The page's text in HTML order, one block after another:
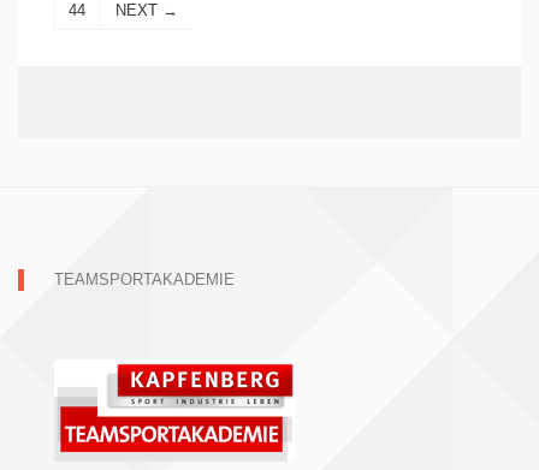
44 NEXT →
TEAMSPORTAKADEMIE